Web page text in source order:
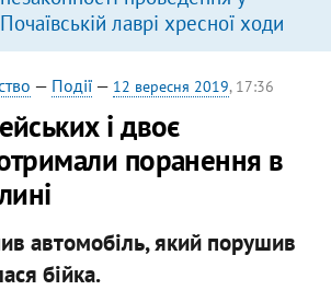
Почаївській лаврі хресної ходи
— Події— 12 вересня 2019, 17:36
і двоє
поранення в
автомобіль, який порушив
бійка.